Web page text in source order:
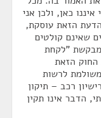
כאן, ולכן אני
הזאת עוסקת,
שאינם קולטים
מבקשת "לקחת
הזאת
לרשות
רכב – תיקון
הדבר אינו תקין